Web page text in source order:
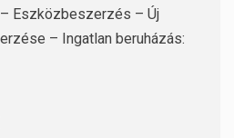
Eszközbeszerzés – Új
– Ingatlan beruházás: